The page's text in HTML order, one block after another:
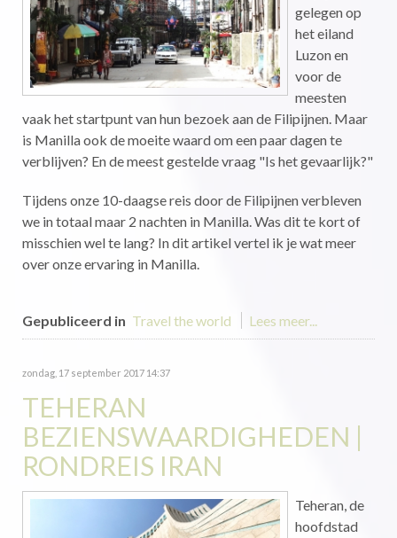
gelegen op
het eiland
Luzon en
voor de
meesten
vaak het startpunt van hun bezoek aan de Filipijnen. Maar
is Manilla ook de moeite waard om een paar dagen te
verblijven? En de meest gestelde vraag "Is het gevaarlijk?"
Tijdens onze 10-daagse reis door de Filipijnen verbleven
we in totaal maar 2 nachten in Manilla. Was dit te kort of
misschien wel te lang? In dit artikel vertel ik je wat meer
over onze ervaring in Manilla.
Gepubliceerd in Travel the world Lees meer...
zondag, 17 september 2017 14:37
TEHERAN
BEZIENSWAARDIGHEDEN |
RONDREIS IRAN
Teheran, de
hoofdstad